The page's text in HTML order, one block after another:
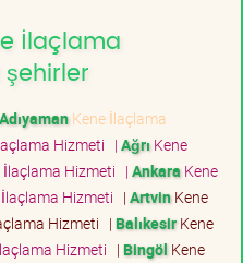
İlaçlama
şehirler
AdıyamanKene İlaçlama
Hizmeti | Ağrı Kene
İlaçlama Hizmeti | Ankara Kene
Hizmeti | ArtvinKene
Hizmeti | BalıkesirKene
Hizmeti | Bingöl Kene